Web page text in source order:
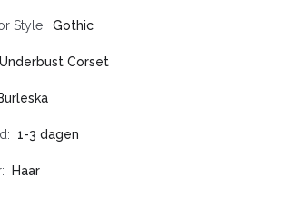
Style Gothic
Underbust Corset
1-3 dagen
Haar